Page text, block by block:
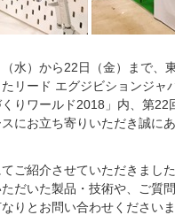
水）から22日（金）まで、
リード エグジビションジャ
りワールド2018」内、第22
にお立ち寄りいただき誠に
ご紹介させていただきまし
だいた製品・技術や、ご質
りとお問い合わせください